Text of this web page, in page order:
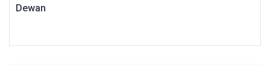
Dewan